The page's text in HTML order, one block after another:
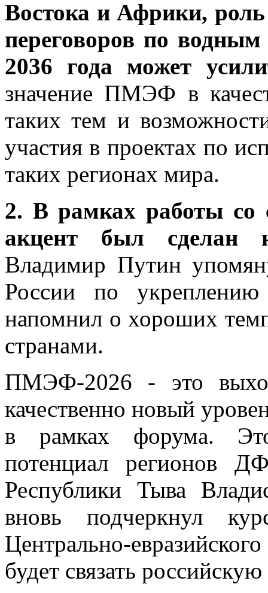
Востока и Африки,
переговоров по
2036 года может
значение ПМЭФ в
таких тем и
участия в проектах по
таких регионах мира.
2. В рамках работы
акцент был сделан
Владимир Путин
России по
напомнил о хороших
странами.
ПМЭФ-2026 - это
качественно новый
в рамках форума.
потенциал регионов
Республики Тыва
вновь подчеркнул
Центрально-
будет связать